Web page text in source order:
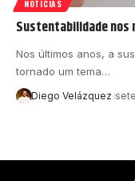
NOTÍCIAS
Sustentabilidade nos
Nos últimos anos, a
tornado um tema…
Diego Velázquez